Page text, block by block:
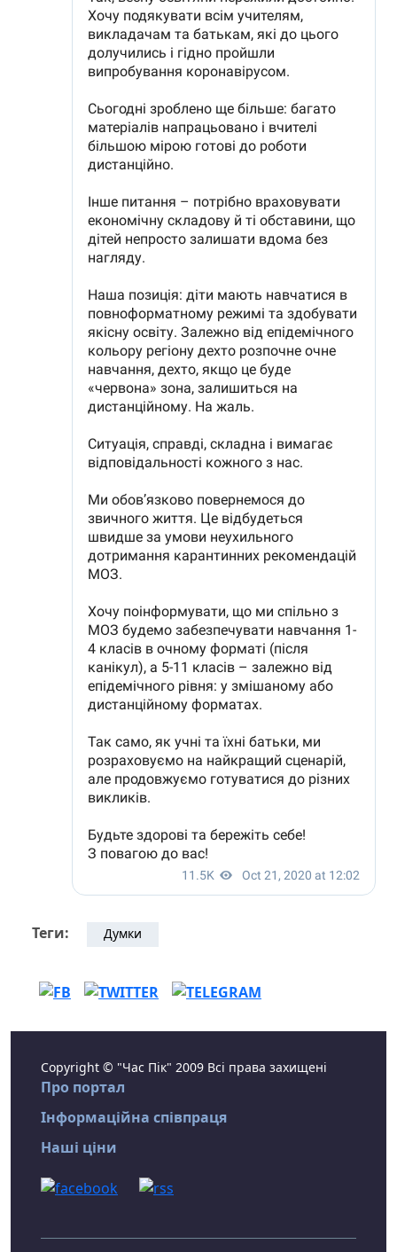
Теги: Думки
Copyright © "Час Пік" 2009 Всі права захищені
Про портал
Інформаційна співпраця
Наші ціни